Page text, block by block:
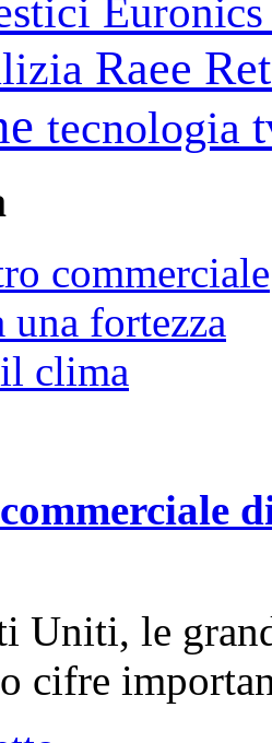
Raee
tecnologia
Uniti, le
cifre